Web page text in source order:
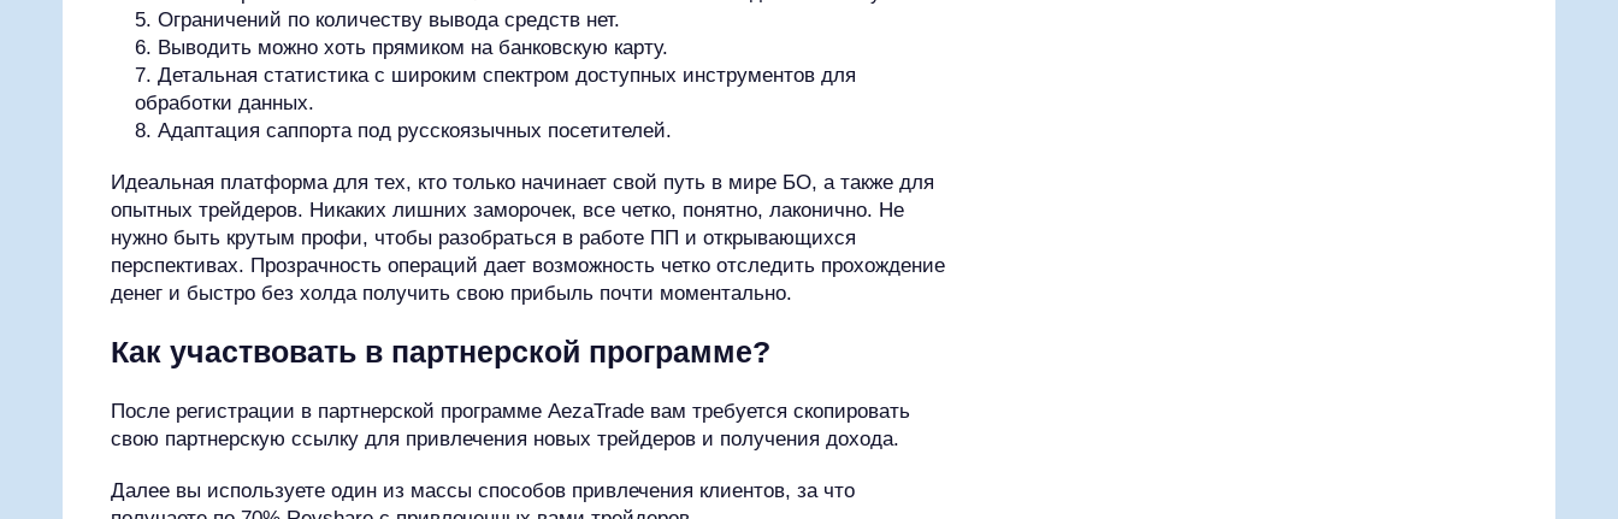
Ограничений по количеству вывода средств нет.
Выводить можно хоть прямиком на банковскую карту.
Детальная статистика с широким спектром доступных инструментов для
обработки данных.
Адаптация саппорта под русскоязычных посетителей.
Идеальная платформа для тех, кто только начинает свой путь в мире БО, а также для
опытных трейдеров. Никаких лишних заморочек, все четко, понятно, лаконично. Не
нужно быть крутым профи, чтобы разобраться в работе ПП и открывающихся
перспективах. Прозрачность операций дает возможность четко отследить прохождение
денег и быстро без холда получить свою прибыль почти моментально.
Как участвовать в партнерской программе?
После регистрации в партнерской программе AezaTrade вам требуется скопировать
свою партнерскую ссылку для привлечения новых трейдеров и получения дохода.
Далее вы используете один из массы способов привлечения клиентов, за что